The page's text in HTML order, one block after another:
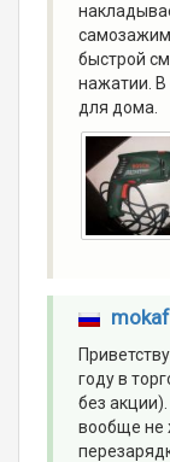
быстрой
нажатии. В
для дома.
году в
без
вообще не